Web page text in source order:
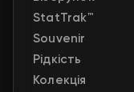
StatTrak™
Souvenir
Рідкість
Колекція